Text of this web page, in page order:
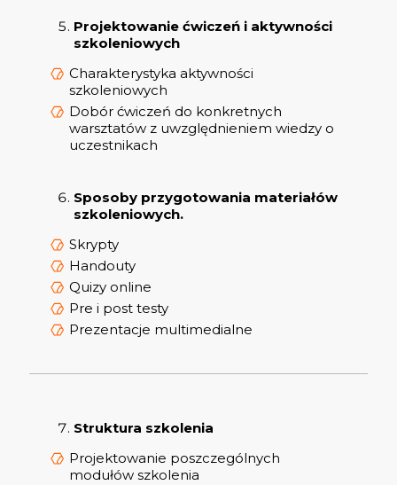
Projektowanie ćwiczeń i aktywności
szkoleniowych
Charakterystyka aktywności
szkoleniowych
Dobór ćwiczeń do konkretnych
warsztatów z uwzględnieniem wiedzy o
uczestnikach
Sposoby przygotowania materiałów
szkoleniowych.
Skrypty
Handouty
Quizy online
Pre i post testy
Prezentacje multimedialne
Struktura szkolenia
Projektowanie poszczególnych
modułów szkolenia